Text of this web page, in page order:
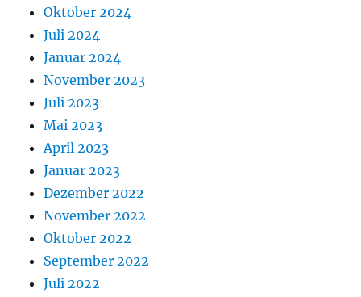
Oktober 2024
Juli 2024
Januar 2024
November 2023
Juli 2023
Mai 2023
April 2023
Januar 2023
Dezember 2022
November 2022
Oktober 2022
September 2022
Juli 2022